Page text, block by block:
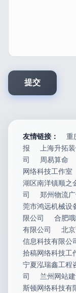
友情链接： 重
报
上海升拓
司
周易算命
网络科技工作室
湖区南洋镇顺之
司
郑州物流
莞市鸿远机械设
限公司
合肥
有限公司
北
信息科技有限公
拾稿网络科技工
宁夏泓瑞鑫工程
司
兰州网站
斯顿网络科技有